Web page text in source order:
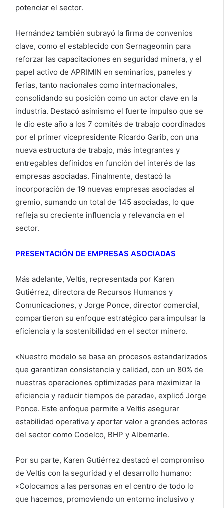
potenciar el sector.
Hernández también subrayó la firma de convenios
clave, como el establecido con Sernageomin para
reforzar las capacitaciones en seguridad minera, y el
papel activo de APRIMIN en seminarios, paneles y
ferias, tanto nacionales como internacionales,
consolidando su posición como un actor clave en la
industria. Destacó asimismo el fuerte impulso que se
le dio este año a los 7 comités de trabajo coordinados
por el primer vicepresidente Ricardo Garib, con una
nueva estructura de trabajo, más integrantes y
entregables definidos en función del interés de las
empresas asociadas. Finalmente, destacó la
incorporación de 19 nuevas empresas asociadas al
gremio, sumando un total de 145 asociadas, lo que
refleja su creciente influencia y relevancia en el
sector.
PRESENTACIÓN DE EMPRESAS ASOCIADAS
Más adelante, Veltis, representada por Karen
Gutiérrez, directora de Recursos Humanos y
Comunicaciones, y Jorge Ponce, director comercial,
compartieron su enfoque estratégico para impulsar la
eficiencia y la sostenibilidad en el sector minero.
«Nuestro modelo se basa en procesos estandarizados
que garantizan consistencia y calidad, con un 80% de
nuestras operaciones optimizadas para maximizar la
eficiencia y reducir tiempos de parada», explicó Jorge
Ponce. Este enfoque permite a Veltis asegurar
estabilidad operativa y aportar valor a grandes actores
del sector como Codelco, BHP y Albemarle.
Por su parte, Karen Gutiérrez destacó el compromiso
de Veltis con la seguridad y el desarrollo humano:
«Colocamos a las personas en el centro de todo lo
que hacemos, promoviendo un entorno inclusivo y